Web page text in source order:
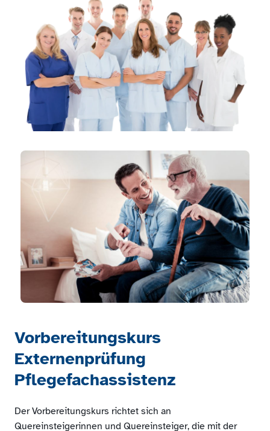
Vorbereitungskurs
Externenprüfung
Pflegefachassistenz
Der Vorbereitungskurs richtet sich an
Quereinsteigerinnen und Quereinsteiger, die mit der